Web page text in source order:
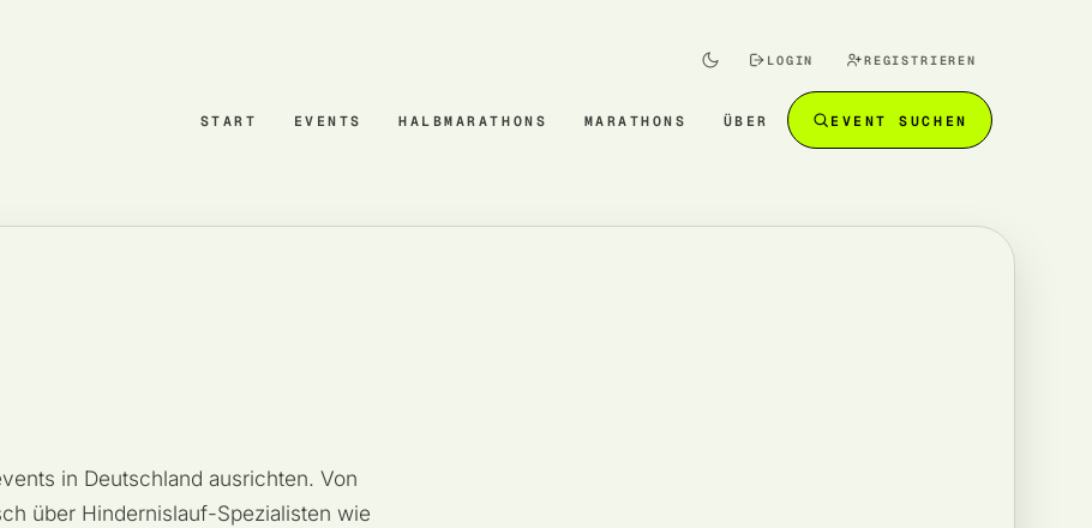
LOGIN REGISTRIEREN
START EVENTS HALBMARATHONS MARATHONS ÜBER EVENT SUCHEN
in Deutschland ausrichten. Von
über Hindernislauf-Spezialisten wie